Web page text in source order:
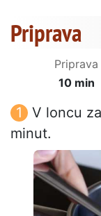
Priprava
Priprava
10 min
V loncu
minut.